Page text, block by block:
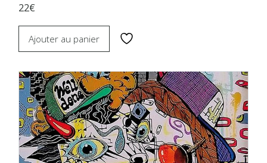
22€
Ajouter au panier